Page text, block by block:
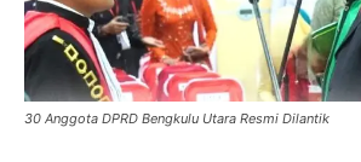
30 Anggota DPRD Bengkulu Utara Resmi Dilantik